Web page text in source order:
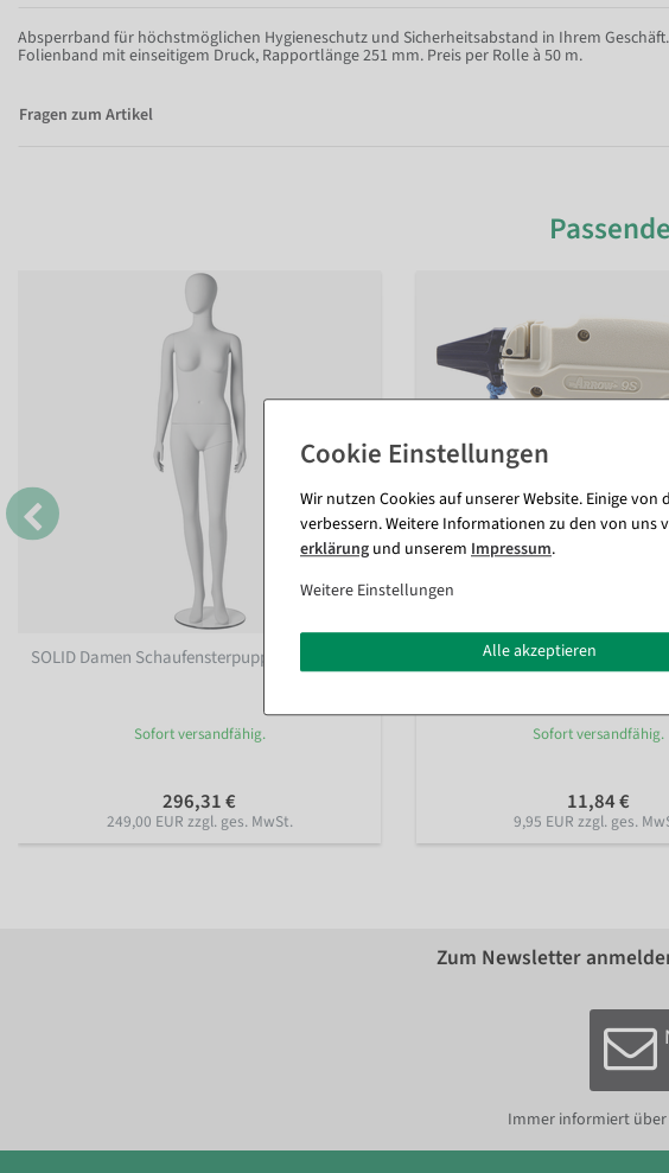
Absperrband für höchstmöglichen Hygieneschutz und Sicherheitsabstand in Ihrem
Folienband mit einseitigem Druck, Rapportlänge 251 mm. Preis per Rolle à 50 m.
Fragen zum Artikel
SOLID Damen Schaufensterpuppe Solid White
Sofort versandfähig.
296,31 €
249,00 EUR zzgl. ges. MwSt.
Etikettierpistole Arrow 9 S,
Sofort versandfähig.
11,84 €
9,95 EUR zzgl. ges.
Zum Newsletter
Immer informiert über
Wir nutzen Cookies auf unserer Website. Einige
verbessern. Weitere Informationen zu den von uns
erklärung und unserem Impressum.
Weitere Einstellungen
Alle akzeptieren